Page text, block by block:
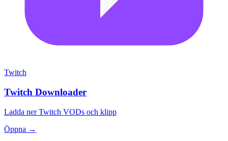
Twitch
Twitch Downloader
Ladda ner Twitch VODs och klipp
Öppna →